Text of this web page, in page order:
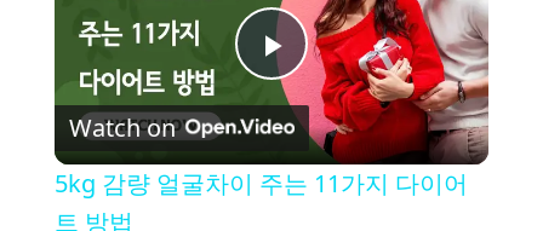
P
l
Watch on
5kg 감량 얼굴차이 주는 11가지 다이어
트 방법